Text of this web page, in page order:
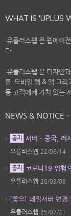
WHAT IS 'UPLUS
'유플러스웹'은 웹에이
다.
'유플러스웹'은 디자인
몰, 모바일 웹 & 앱 그리
등 고객에게 가치 있는
NEWS & NOTICE -
공지 서버 - 중국, 러
유플러스웹 22/08/14
공지 코로나19 위험
유플러스웹 20/03/08
[중요] 네임서버 변경
유플러스웹 25/07/21